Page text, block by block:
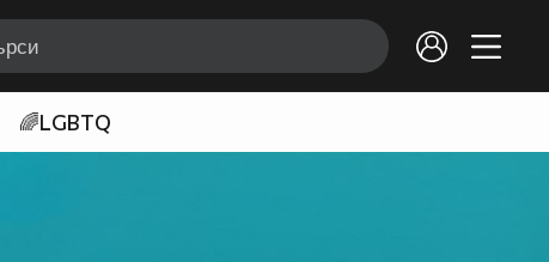
🌈LGBTQ